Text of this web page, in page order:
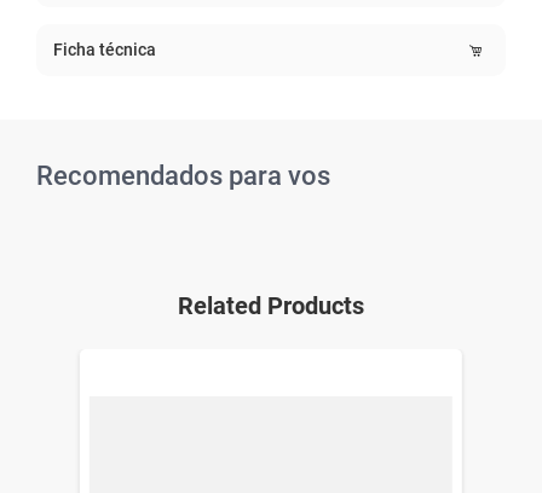
Ficha técnica
Recomendados para vos
Related Products